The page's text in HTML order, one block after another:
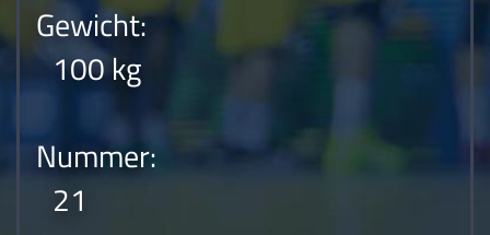
Gewicht:
100 kg
Nummer:
21